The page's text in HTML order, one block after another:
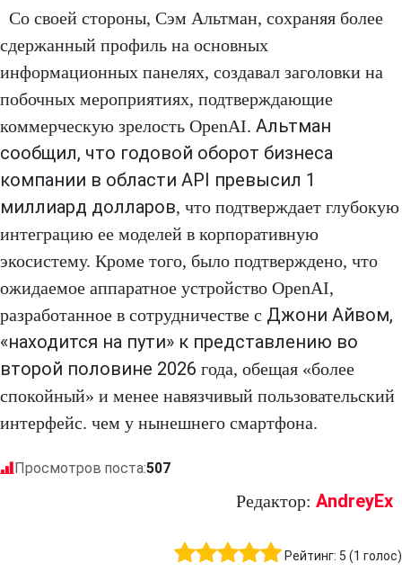
Со своей стороны, Сэм Альтман, сохраняя более
сдержанный профиль на основных
информационных панелях, создавал заголовки на
побочных мероприятиях, подтверждающие
коммерческую зрелость OpenAI. Альтман
сообщил, что годовой оборот бизнеса
компании в области API превысил 1
миллиард долларов, что подтверждает глубокую
интеграцию ее моделей в корпоративную
экосистему. Кроме того, было подтверждено, что
ожидаемое аппаратное устройство OpenAI,
разработанное в сотрудничестве с Джони Айвом,
«находится на пути» к представлению во
второй половине 2026 года, обещая «более
спокойный» и менее навязчивый пользовательский
интерфейс. чем у нынешнего смартфона.
Просмотров поста:507
Редактор: AndreyEx
Рейтинг: 5 (1 голос)